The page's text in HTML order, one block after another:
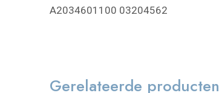
A2034601100 03204562
Gerelateerde producten